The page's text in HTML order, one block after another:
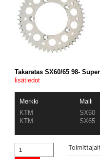
Takaratas SX60/65 98-
lisätiedot
Merkki Malli
KTM
SX60
KTM
SX65